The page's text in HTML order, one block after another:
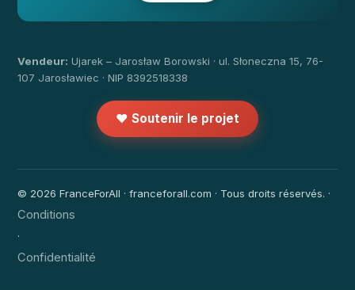
Vendeur: Ujarek – Jarosław Borowski · ul. Słoneczna 15, 76-
107 Jarosławiec · NIP 8392518338
❤️ Soutenir le projet
© 2026 FranceForAll · franceforall.com · Tous droits réservés. ·
Conditions
·
Confidentialité